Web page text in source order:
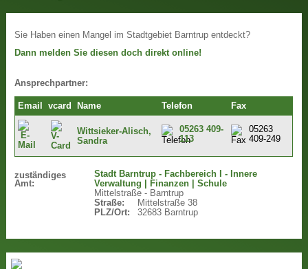
Sie Haben einen Mangel im Stadtgebiet Barntrup entdeckt?
Dann melden Sie diesen doch direkt online!
Ansprechpartner:
Email vcard Name Telefon Fax
Wittsieker-Alisch,
Sandra
05263 409-
113
05263
409-249
zuständiges
Amt:
Stadt Barntrup - Fachbereich I - Innere
Verwaltung | Finanzen | Schule
Mittelstraße - Barntrup
Straße:
Mittelstraße 38
PLZ/Ort:
32683 Barntrup